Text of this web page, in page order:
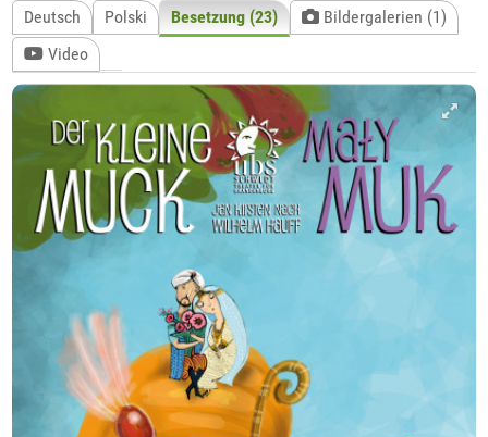
Deutsch Polski Besetzung (23)
Bildergalerien (1)
Video